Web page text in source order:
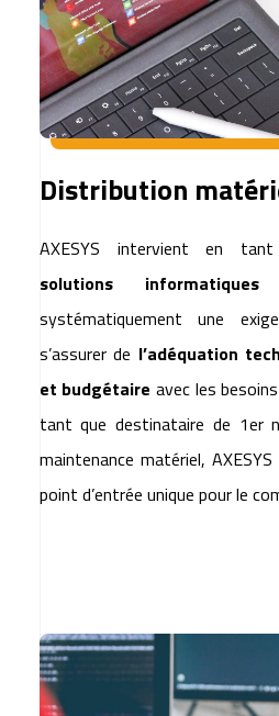
Distribution
AXESYS intervient en
solutions informatiques
systématiquement une
s’assurer de l’adéquation
et budgétaire avec les
tant que destinataire de 1er
maintenance matériel,
point d’entrée unique pour le